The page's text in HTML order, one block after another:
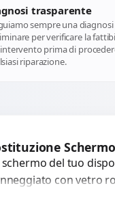
trasparente
sempre una diagnosi
per verificare la
prima di
riparazione.
Schermo
schermo del tuo
con vetro